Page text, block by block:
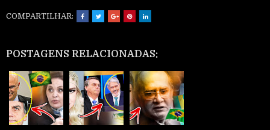
COMPARTILHAR:
POSTAGENS RELACIONADAS: